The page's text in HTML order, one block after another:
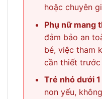
hoặc chuyên
Phụ nữ mang
đảm bảo an
bé, việc tham
cần thiết trước
Trẻ nhỏ dưới
non yếu,